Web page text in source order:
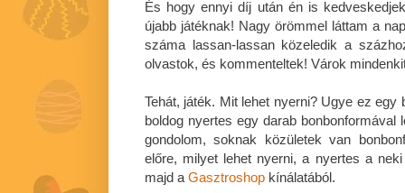
És hogy ennyi díj után én is
újabb játéknak! Nagy örömmel láttam a
száma lassan-lassan közeledik a
olvastok, és kommenteltek! Várok
Tehát, játék. Mit lehet nyerni? Ugye ez egy
boldog nyertes egy darab
gondolom, soknak közületek van
előre, milyet lehet nyerni, a nyertes a
majd a Gasztroshop kínálatából.